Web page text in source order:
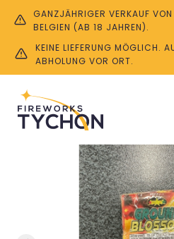
GANZJÄHRIGER VERKAUF VON
BELGIEN (AB 18 JAHREN).
KEINE LIEFERUNG MÖGLICH.
BHOLUNG VOR ORT.
Start/Party & Kids